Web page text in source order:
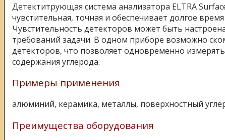
Детектитрующая система анализатора ELTRA
чувстительная, точная и обеспечивает долгое
Чувстительность детекторов может быть
требований задачи. В одном приборе возможно
детекторов, что позволяет одновременно
содержания углерода.
Примеры применения
алюминий, керамика, металлы, поверхностный
Преимущества оборудования